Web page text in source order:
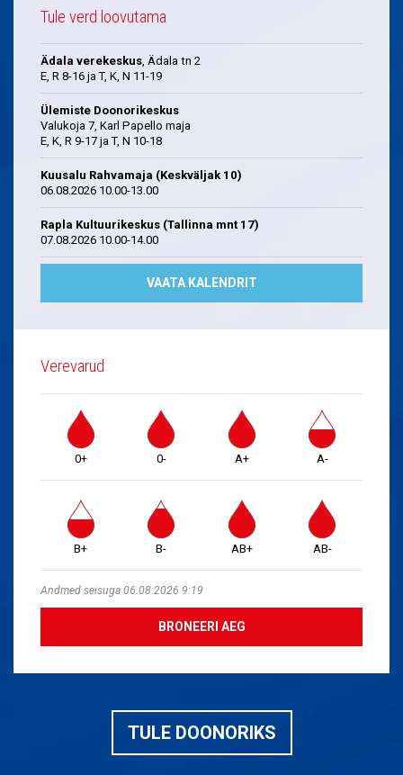
Tule verd loovutama
Ädala verekeskus, Ädala tn 2
E, R 8-16 ja T, K, N 11-19
Ülemiste Doonorikeskus
Valukoja 7, Karl Papello maja
E, K, R 9-17 ja T, N 10-18
Kuusalu Rahvamaja (Keskväljak 10)
06.08.2026 10.00-13.00
Rapla Kultuurikeskus (Tallinna mnt 17)
07.08.2026 10.00-14.00
VAATA KALENDRIT
Verevarud
0+ 0- A+ A-
B+ B- AB+ AB-
Andmed seisuga 06.08.2026 9:19
BRONEERI AEG
TULE DOONORIKS